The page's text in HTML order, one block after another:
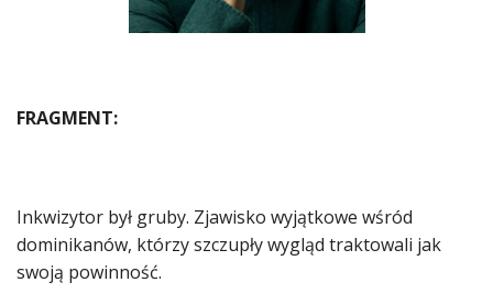
FRAGMENT:
Inkwizytor był gruby. Zjawisko wyjątkowe wśród
dominikanów, którzy szczupły wygląd traktowali jak
swoją powinność.